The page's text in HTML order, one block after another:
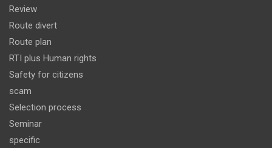
Review
Route divert
Route plan
RTI plus Human rights
Safety for citizens
scam
Selection process
Seminar
specific